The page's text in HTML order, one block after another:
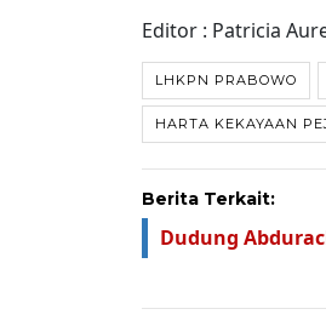
Editor : Patricia
LHKPN PRABOWO
HARTA KEKAYAAN
Berita Terkait:
Dudung